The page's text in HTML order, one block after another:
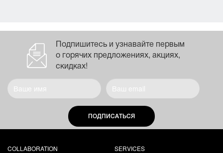
Подпишитесь и узнавайте первым
о горячих предложениях, акциях,
скидках!
ПОДПИСАТЬСЯ
COLLABORATION SERVICES